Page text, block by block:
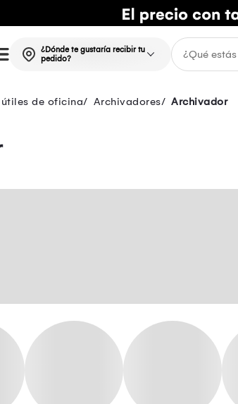
¿Dónde te gustaría recibir tu
pedido?
de oficina Archivadores Archivador